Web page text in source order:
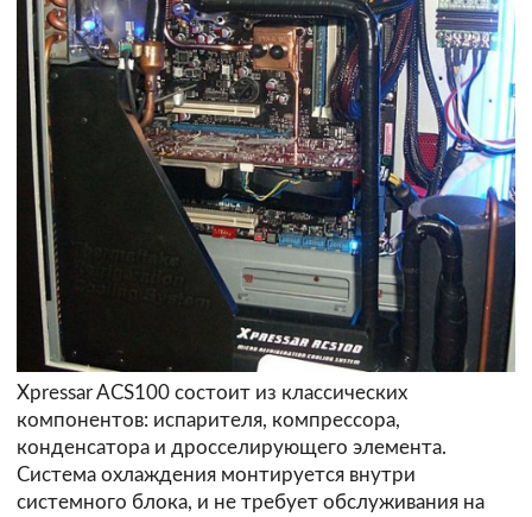
Xpressar ACS100 состоит из классических
компонентов: испарителя, компрессора,
конденсатора и дросселирующего элемента.
Система охлаждения монтируется внутри
системного блока, и не требует обслуживания на